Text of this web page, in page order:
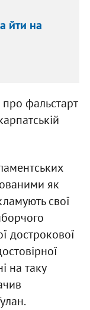
йти на
про фальстарт
як
свої
дострокової
на таку